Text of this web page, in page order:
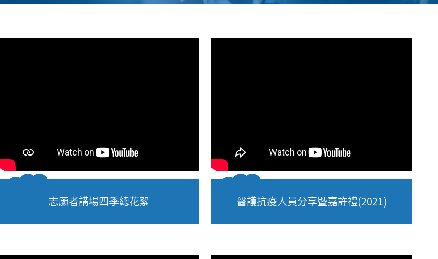
志願者講場四季總花絮 醫護抗疫人員分享暨嘉許禮(2021)